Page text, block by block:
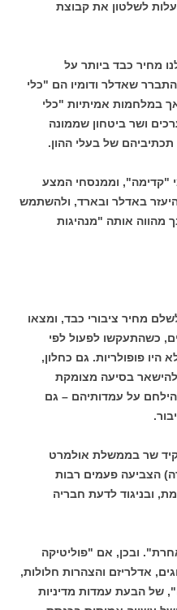
לשלטון את קבוצת
מחיר כבד ביותר על
שאדלר ודומיו הם "כלי
במלחמות אמיתיות "כלי
ושר ביטחון שממונה
תכתיביהם של בעלי ההון.
"קדימה", וממנסחי המצע
באדלר ובארד, ולהשתמש
מהווה אותה "מנהיגות
מחיר ציבורי כבד, ומצאו
כשהתעקשו לפעול לפי
היו פופולריות. גם כחלון,
להישאר בסיעה מצומקת
על עמדותיהם – גם
שר בממשלת אולמרט
הצביעה פעמים רבות
ובניגוד לדעת חבריה
ובכן, אם "פוליטיקה
אדלריזם והצהרות חלולות,
של הבעת עמדות מדיניות